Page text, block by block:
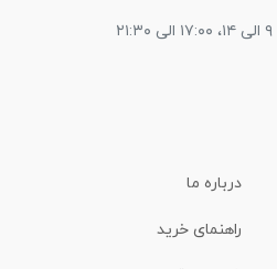
درباره ما
راهنمای خرید